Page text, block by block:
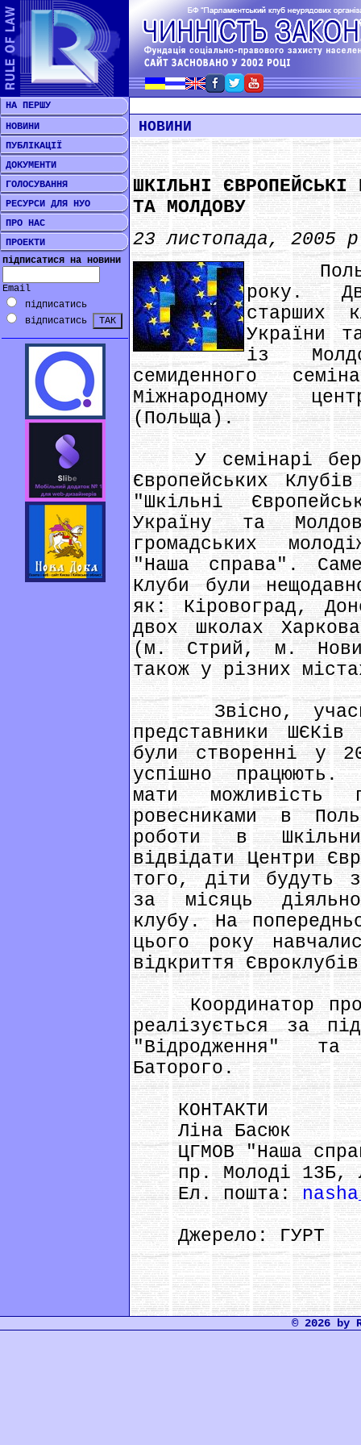
НА ПЕРШУ
НОВИНИ
ПУБЛІКАЦІЇ
ДОКУМЕНТИ
ГОЛОСУВАННЯ
РЕСУРСИ ДЛЯ НУО
ПРО НАС
ПРОЕКТИ
підписатися на новини
Email
підписатись
відписатись
НОВИНИ
ШКІЛЬНІ
ТА МОЛДОВУ
23 листопада, 2005
Польща,
року.
старших
України
із
семиденного
Міжнародному
(Польща).
У семінарі
Європейських
"Шкільні
Україну та
громадських
"Наша справа".
Клуби були
як: Кіровоград,
двох школах
(м. Стрий, м.
також у різних
Звісно,
представники
були створенні у
успішно працюють.
мати можливість
ровесниками в
роботи в
відвідати Центри
того, діти будуть
за місяць
клубу. На
цього року
відкриття
Координатор
реалізується за
"Відродження"
Баторого.
КОНТАКТИ
Ліна Басюк
ЦГМОВ "Наша
пр. Молоді 13Б,
Ел. пошта:
Джерело: ГУРТ
© 2026 by